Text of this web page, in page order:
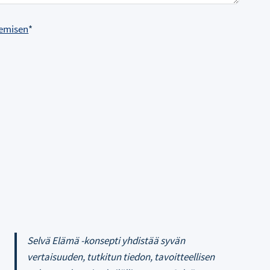
*
Selvä Elämä -konsepti yhdistää syvän
vertaisuuden, tutkitun tiedon, tavoitteellisen